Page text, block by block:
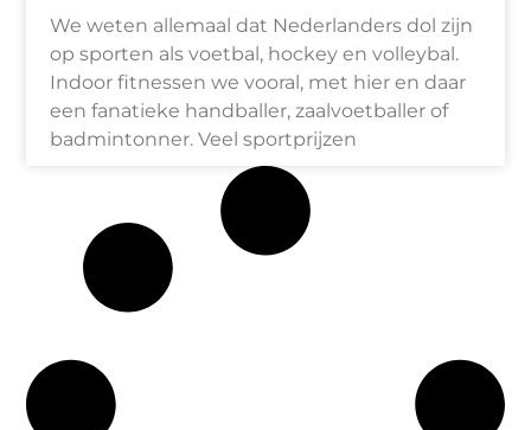
We weten allemaal dat Nederlanders dol zijn
op sporten als voetbal, hockey en volleybal.
Indoor fitnessen we vooral, met hier en daar
een fanatieke handballer, zaalvoetballer of
badmintonner. Veel sportprijzen